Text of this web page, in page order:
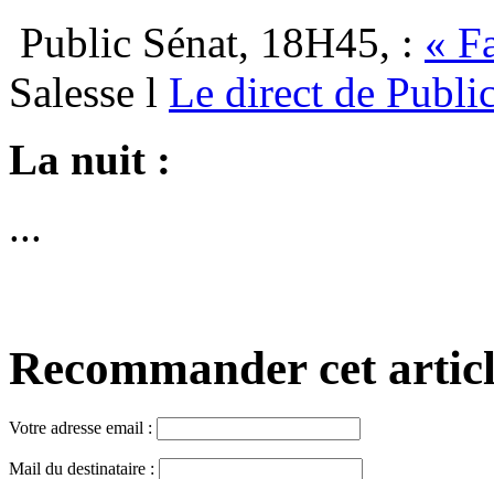
Public Sénat, 18H45, : «
Salesse l Le direct de
La nuit :
...
Recommander cet
Votre adresse email :
Mail du destinataire :